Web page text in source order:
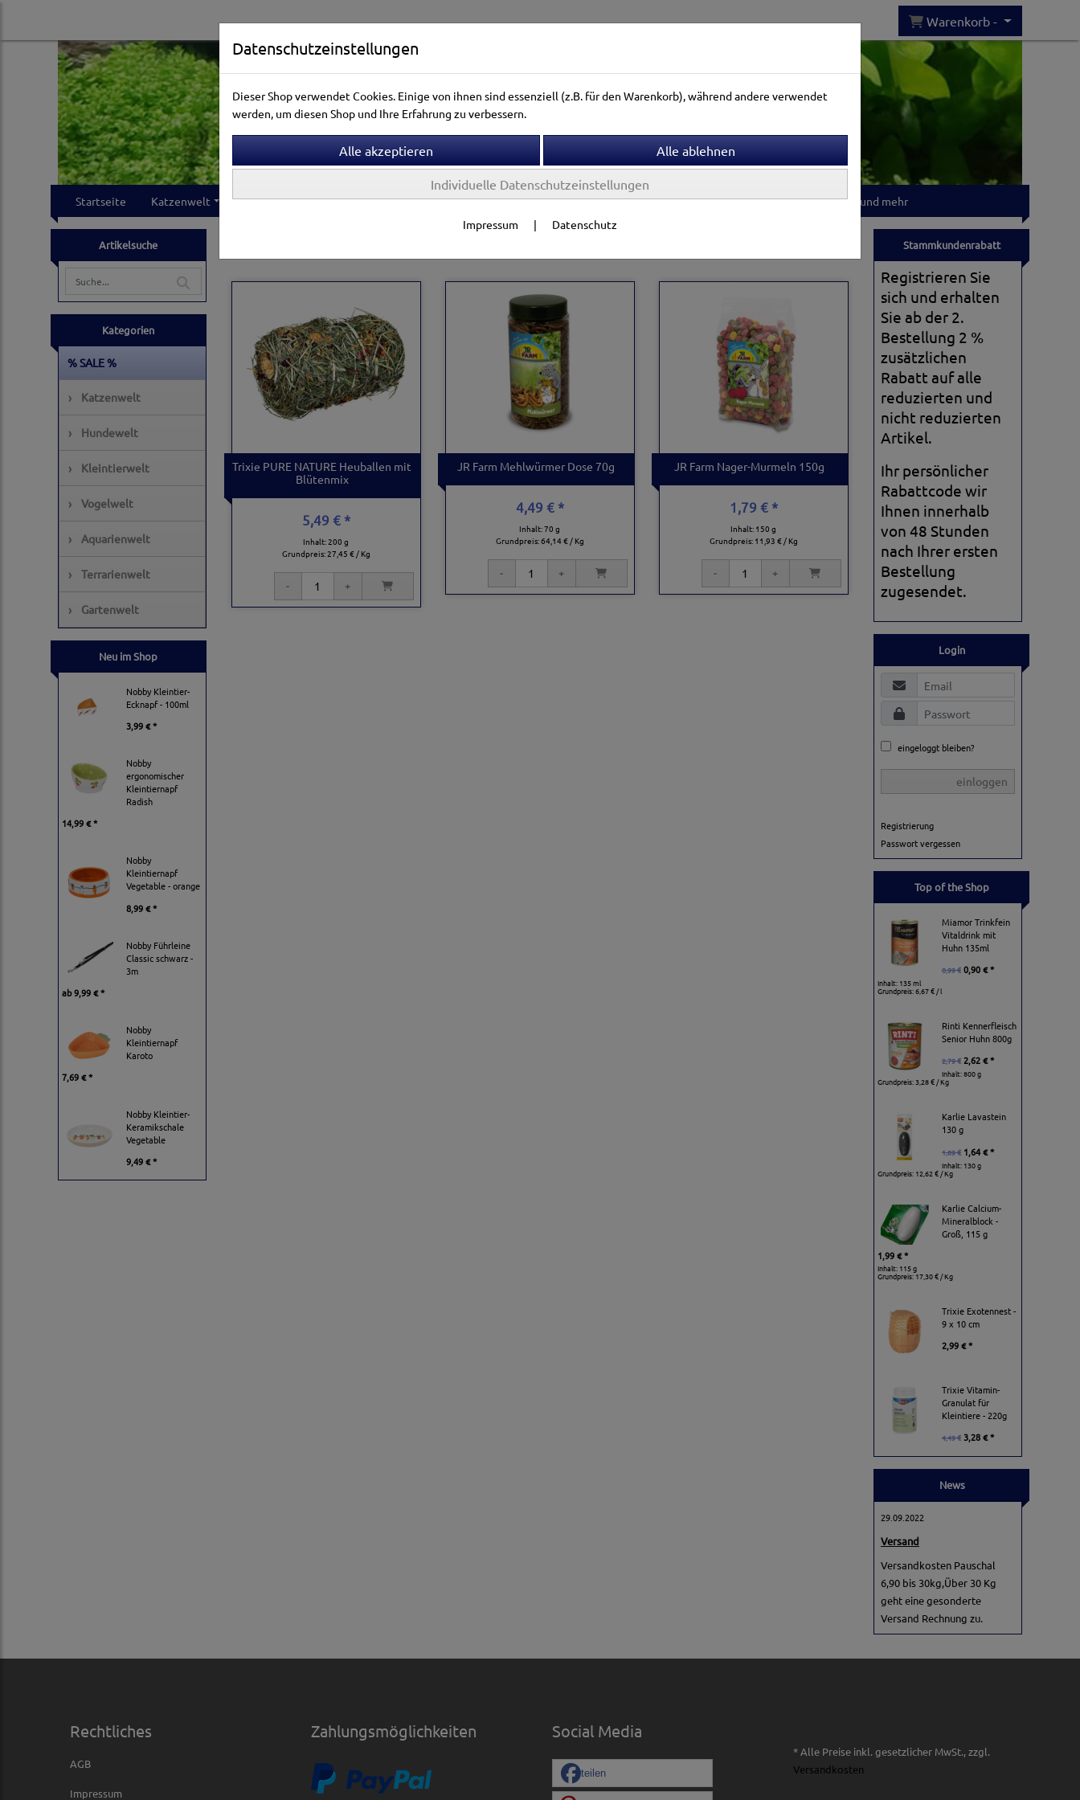
Warenkorb -
Startseite Katzenwelt Hundewelt Kleintierwelt Vogelwelt Aquarienwelt Terrarienwelt Gartenwelt T-shirts und mehr
Artikelsuche
Kategorien
% SALE %
› Katzenwelt
› Hundewelt
› Kleintierwelt
› Vogelwelt
› Aquarienwelt
› Terrarienwelt
› Gartenwelt
Neu im Shop
Nobby Kleintier-
Ecknapf - 100ml
3,99 € *
Nobby
ergonomischer
Kleintiernapf
Radish
14,99 € *
Nobby
Kleintiernapf
Vegetable - orange
8,99 € *
Nobby Führleine
Classic schwarz -
3m
ab9,99 € *
Nobby
Kleintiernapf
Karoto
7,69 € *
Nobby Kleintier-
Keramikschale
Vegetable
9,49 € *
Trixie PURE NATURE Heuballen mit
Blütenmix
5,49 € *
Inhalt: 200 g
Grundpreis: 27,45 € / Kg
JR Farm Mehlwürmer Dose 70g
4,49 € *
Inhalt: 70 g
Grundpreis:64,14 € / Kg
JR Farm Nager-Murmeln 150g
1,79 € *
Inhalt: 150 g
Grundpreis: 11,93 € / Kg
Stammkundenrabatt
Registrieren Sie
sich und erhalten
Sie ab der 2.
Bestellung 2 %
zusätzlichen
Rabatt auf alle
reduzierten und
nicht reduzierten
Artikel.
Ihr persönlicher
Rabattcode wir
Ihnen innerhalb
von 48 Stunden
nach Ihrer ersten
Bestellung
zugesendet.
Login
eingeloggt bleiben?
einloggen
Registrierung
Passwort vergessen
Top of the Shop
Miamor Trinkfein
Vitaldrink mit
Huhn 135ml
0,99 € 0,90 € *
Inhalt: 135 ml
Grundpreis:6,67 € / l
Rinti Kennerfleisch
Senior Huhn 800g
2,79 € 2,62 € *
Inhalt: 800 g
Grundpreis:3,28 € / Kg
Karlie Lavastein
130 g
1,89 € 1,64 € *
Inhalt: 130 g
Grundpreis: 12,62 € / Kg
Karlie Calcium-
Mineralblock -
Groß, 115 g
1,99 € *
Inhalt: 115 g
Grundpreis:17,30 € / Kg
Trixie Exotennest -
9 x 10 cm
2,99 € *
Trixie Vitamin-
Granulat für
Kleintiere - 220g
4,49 € 3,28 € *
News
29.09.2022
Versand
Versandkosten Pauschal
6,90 bis 30kg,Über 30 Kg
geht eine gesonderte
Versand Rechnung zu.
Rechtliches
AGB
Impressum
Zahlungsmöglichkeiten Social Media
teilen
* Alle Preise inkl. gesetzlicher MwSt., zzgl.
Versandkosten
Datenschutzeinstellungen
Dieser Shop verwendet Cookies. Einige von ihnen sind essenziell (z.B. für den Warenkorb), während andere verwendet
werden, um diesen Shop und Ihre Erfahrung zu verbessern.
Individuelle Datenschutzeinstellungen
Impressum | Datenschutz